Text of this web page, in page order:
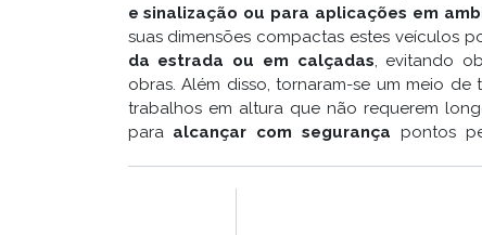
e sinalização ou para aplicações em
suas dimensões compactas estes veículos
da estrada ou em calçadas, evitando
obras. Além disso, tornaram-se um meio de
trabalhos em altura que não requerem
para alcançar com segurança pontos